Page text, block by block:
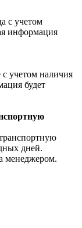
с учетом
информация
учетом наличия
будет
дней.
менеджером.